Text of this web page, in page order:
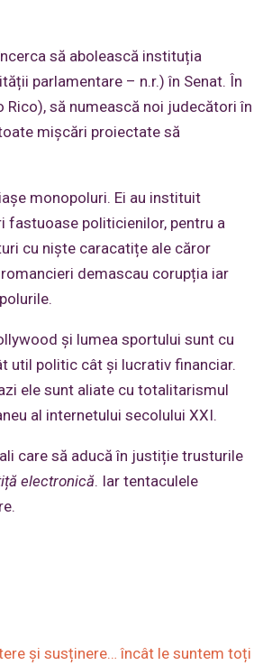
să abolească instituția
parlamentare – n.r.) în Senat. În
să numească noi judecători în
mișcări proiectate să
monopoluri. Ei au instituit
fastuoase politicienilor, pentru a
cu niște caracatițe ale căror
demascau corupția iar
și lumea sportului sunt cu
util politic cât și lucrativ financiar.
ele sunt aliate cu totalitarismul
al internetului secolului XXI.
care să aducă în justiție trusturile
electronică. Iar tentaculele
și susținere… încât le suntem toți